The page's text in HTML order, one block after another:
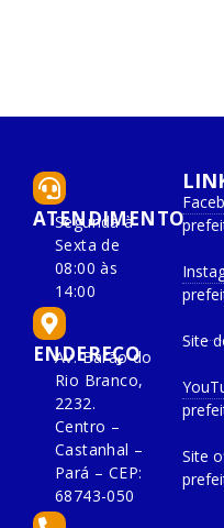
ATENDIMENTO
Segunda à
Sexta de
08:00 às
14:00
ENDEREÇO
Av. Barão do
Rio Branco,
2232.
Centro –
Castanhal –
Pará – CEP:
68743-050
Site
Site